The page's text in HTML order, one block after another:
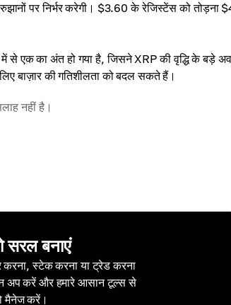
पर निर्भर करेगी। $3.60 के रेजिस्टेंस को तोड़ना
से एक का अंत हो गया है, जिसने XRP की वृद्धि के बड़े
बाज़ार की गतिशीलता को बदल सकते हैं।
नहीं है।
सरल बनाएं
करना, स्टेक करना या ट्रेड करना
अप करें और हमारे आसान टूल्स से
मैनेज करें।